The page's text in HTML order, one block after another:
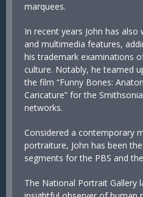
marquees.
In recent years John has
and multimedia features,
his trademark examinations
culture. Notably, he teamed
the film “Funny Bones:
Caricature” for the
networks.
Considered a contemporary
portraiture, John has been
segments for the PBS and
The National Portrait Gallery